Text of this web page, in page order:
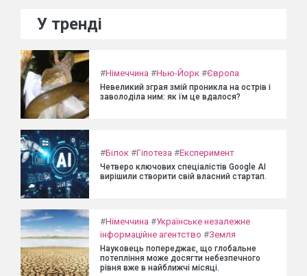
У тренді
#Німеччина #Нью-Йорк #Європа
Невеликий зграя змій проникла на острів і
заволоділа ним: як їм це вдалося?
#Білок #Гіпотеза #Експеримент
Четверо ключових спеціалістів Google AI
вирішили створити свій власний стартап.
#Німеччина #Українське незалежне
інформаційне агентство #Земля
Науковець попереджає, що глобальне
потепління може досягти небезпечного
рівня вже в найближчі місяці.